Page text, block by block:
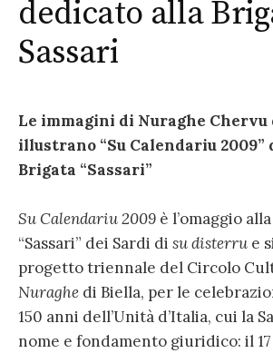
dedicato alla
Sassari
Le immagini di Nuraghe Chervu
illustrano “Su Calendariu 2009”
Brigata “Sassari”
Su Calendariu 2009 è l’omaggio
“Sassari” dei Sardi di su disterru e
progetto triennale del Circolo
Nuraghe di Biella, per le
150 anni dell’Unità d’Italia, cui la
nome e fondamento giuridico: il 17